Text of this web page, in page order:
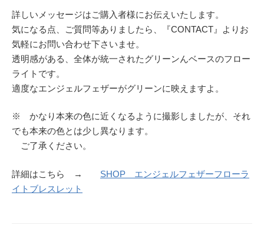
詳しいメッセージはご購入者様にお伝えいたします。
気になる点、ご質問等ありましたら、『CONTACT』よりお
気軽にお問い合わせ下さいませ。
透明感がある、全体が統一されたグリーンんベースのフロー
ライトです。
適度なエンジェルフェザーがグリーンに映えますよ。
※ かなり本来の色に近くなるように撮影しましたが、それ
でも本来の色とは少し異なります。
ご了承ください。
詳細はこちら → SHOP エンジェルフェザーフローラ
イトブレスレット